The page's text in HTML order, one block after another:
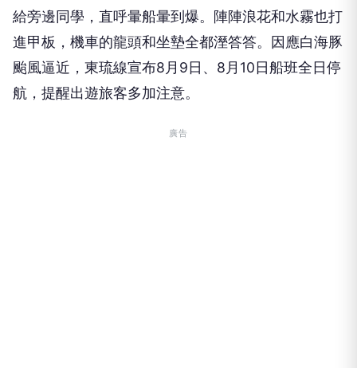
給旁邊同學，直呼暈船暈到爆。陣陣浪花和水霧也打
進甲板，機車的龍頭和坐墊全都溼答答。因應白海豚
颱風逼近，東琉線宣布8月9日、8月10日船班全日停
航，提醒出遊旅客多加注意。
廣告